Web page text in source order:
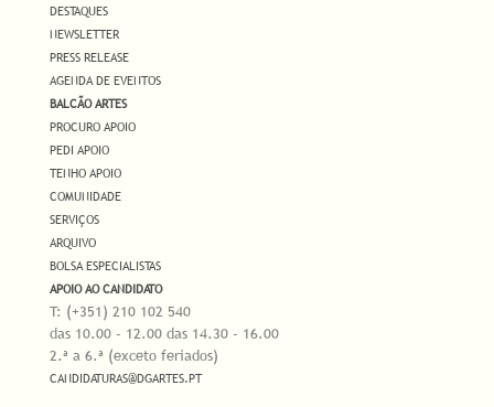
DESTAQUES
NEWSLETTER
PRESS RELEASE
AGENDA DE EVENTOS
BALCÃO ARTES
PROCURO APOIO
PEDI APOIO
TENHO APOIO
COMUNIDADE
SERVIÇOS
ARQUIVO
BOLSA ESPECIALISTAS
APOIO AO CANDIDATO
T: (+351) 210 102 540
das 10.00 - 12.00 das 14.30 - 16.00
2.ª a 6.ª (exceto feriados)
CANDIDATURAS@DGARTES.PT